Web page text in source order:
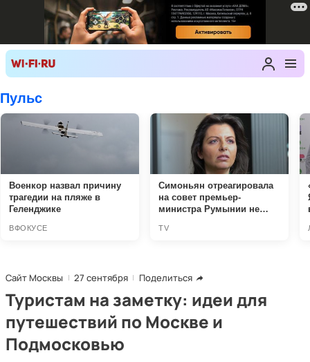
Сайт Москвы 27 сентября Поделиться
Туристам на заметку: идеи для
путешествий по Москве и
Подмосковью